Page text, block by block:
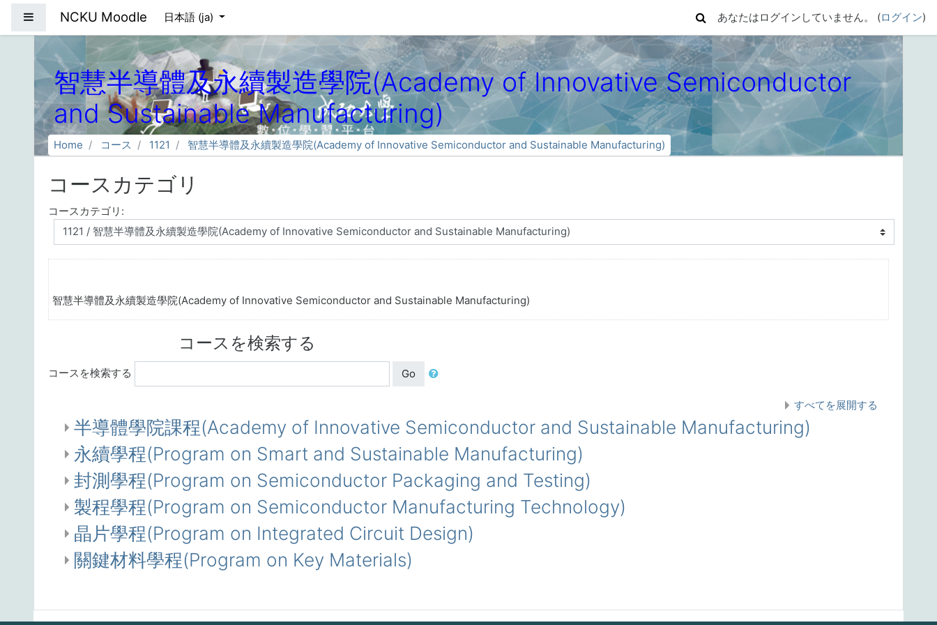
サイドパネル
NCKU Moodle 日本語 ‎(ja)‎ あなたはログインしていません。 (ログイン)
智慧半導體及永續製造學院(Academy of Innovative Semiconductor
and Sustainable Manufacturing)
Home コース 1121 智慧半導體及永續製造學院(Academy of Innovative Semiconductor and Sustainable Manufacturing)
コースカテゴリ
コースカテゴリ:
智慧半導體及永續製造學院(Academy of Innovative Semiconductor and Sustainable Manufacturing)
コースを検索する
コースを検索する Go
すべてを展開する
半導體學院課程(Academy of Innovative Semiconductor and Sustainable Manufacturing)
永續學程(Program on Smart and Sustainable Manufacturing)
封測學程(Program on Semiconductor Packaging and Testing)
製程學程(Program on Semiconductor Manufacturing Technology)
晶片學程(Program on Integrated Circuit Design)
關鍵材料學程(Program on Key Materials)